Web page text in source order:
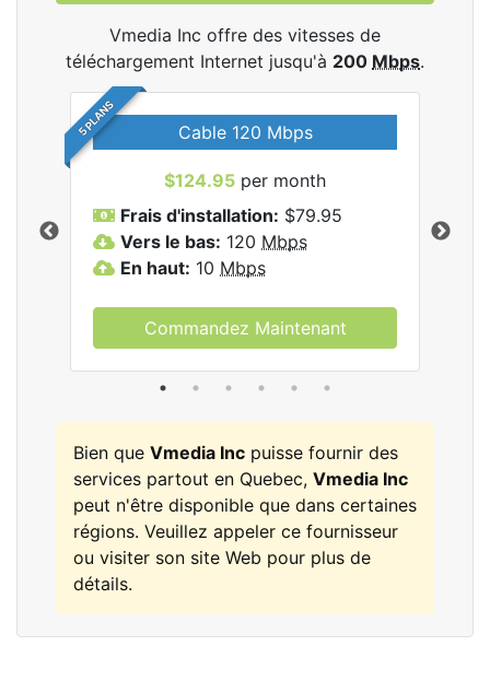
Vmedia Inc offre des vitesses de
téléchargement Internet jusqu'à 200 Mbps.
5 PLANS Cable 120 Mbps
$124.95 per month
Frais d'installation: $79.95
Vers le bas: 120 Mbps
En haut: 10 Mbps
Commandez Maintenant
Bien que Vmedia Inc puisse fournir des
services partout en Quebec, Vmedia Inc
peut n'être disponible que dans certaines
régions. Veuillez appeler ce fournisseur
ou visiter son site Web pour plus de
détails.